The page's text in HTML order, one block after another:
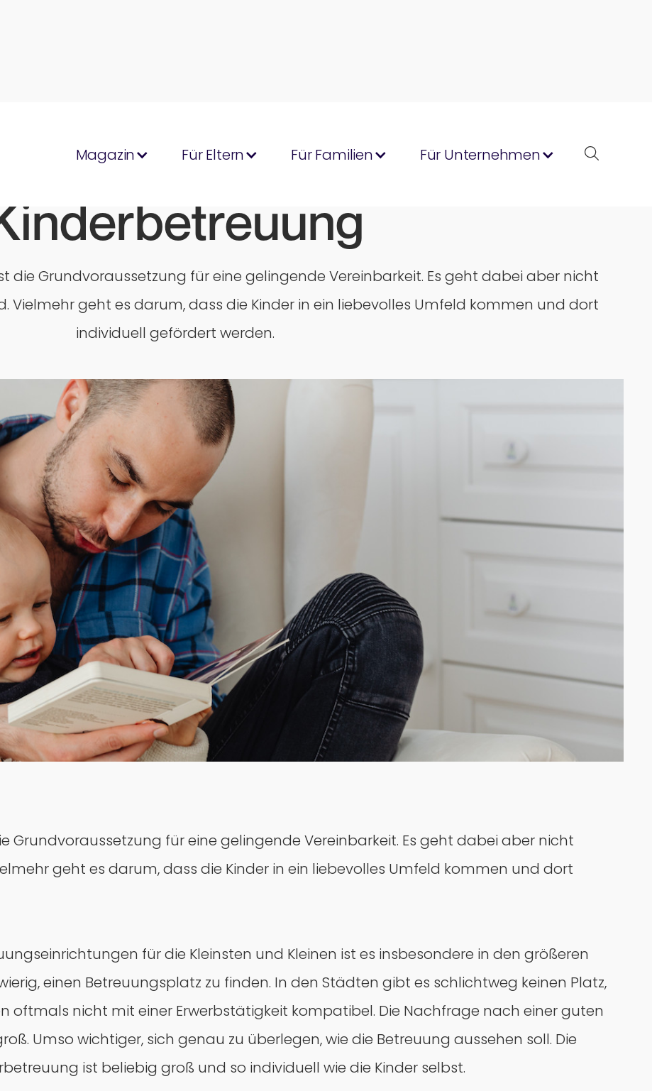
Magazin Für Eltern Für Familien Für Unternehmen
die Grundvoraussetzung für eine gelingende Vereinbarkeit. Es geht dabei aber nicht
Vielmehr geht es darum, dass die Kinder in ein liebevolles Umfeld kommen und dort
individuell gefördert werden.
Grundvoraussetzung für eine gelingende Vereinbarkeit. Es geht dabei aber nicht
geht es darum, dass die Kinder in ein liebevolles Umfeld kommen und dort
für die Kleinsten und Kleinen ist es insbesondere in den größeren
einen Betreuungsplatz zu finden. In den Städten gibt es schlichtweg keinen Platz,
oftmals nicht mit einer Erwerbstätigkeit kompatibel. Die Nachfrage nach einer guten
Umso wichtiger, sich genau zu überlegen, wie die Betreuung aussehen soll. Die
ist beliebig groß und so individuell wie die Kinder selbst.